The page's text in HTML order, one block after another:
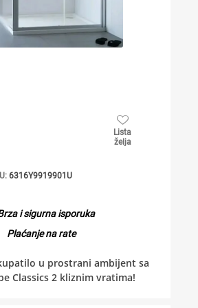
Lista
želja
6316Y9919901U
i sigurna isporuka
Plaćanje na rate
u prostrani ambijent sa
Classics 2 kliznim vratima!